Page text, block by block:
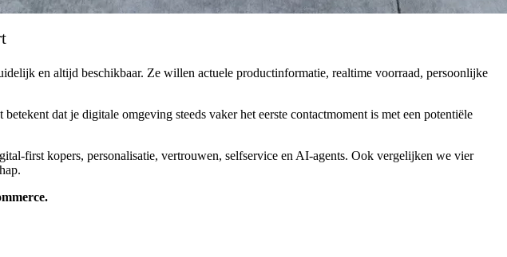
en altijd beschikbaar. Ze willen actuele productinformatie, realtime voorraad, persoonlijke
dat je digitale omgeving steeds vaker het eerste contactmoment is met een potentiële
first kopers, personalisatie, vertrouwen, selfservice en AI-agents. Ook vergelijken we vier